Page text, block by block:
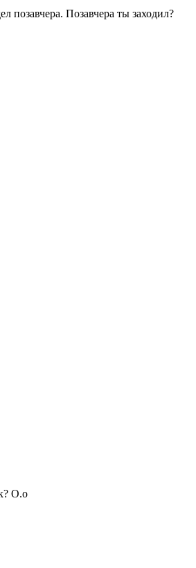
позавчера. Позавчера ты заходил?
O.o